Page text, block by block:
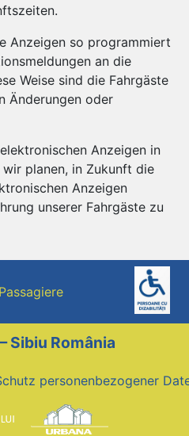
Anzeigen so programmiert
an die
Weise sind die Fahrgäste
Änderungen oder
Anzeigen in
planen, in Zukunft die
Anzeigen
unserer Fahrgäste zu
Sibiu România
personenbezogener